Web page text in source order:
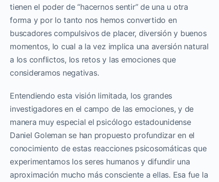
tienen el poder de “hacernos sentir” de una u otra
forma y por lo tanto nos hemos convertido en
buscadores compulsivos de placer, diversión y buenos
momentos, lo cual a la vez implica una aversión natural
a los conflictos, los retos y las emociones que
consideramos negativas.
Entendiendo esta visión limitada, los grandes
investigadores en el campo de las emociones, y de
manera muy especial el psicólogo estadounidense
Daniel Goleman se han propuesto profundizar en el
conocimiento de estas reacciones psicosomáticas que
experimentamos los seres humanos y difundir una
aproximación mucho más consciente a ellas. Esa fue la